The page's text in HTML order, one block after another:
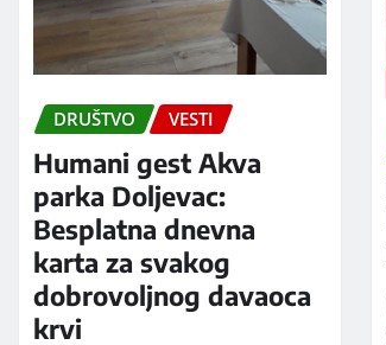
DRUŠTVO VESTI
Humani gest Akva
parka Doljevac:
Besplatna dnevna
karta za svakog
dobrovoljnog davaoca
krvi